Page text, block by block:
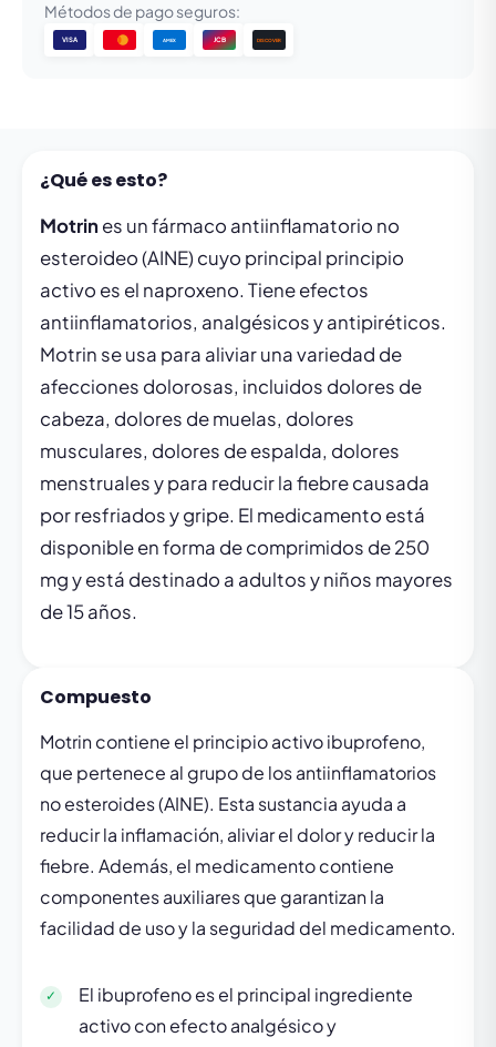
Métodos de pago seguros:
VISA AMEX JCB DISCOVER
¿Qué es esto?
Motrines un fármaco antiinflamatorio no
esteroideo (AINE) cuyo principal principio
activo es el naproxeno. Tiene efectos
antiinflamatorios, analgésicos y antipiréticos.
Motrin se usa para aliviar una variedad de
afecciones dolorosas, incluidos dolores de
cabeza, dolores de muelas, dolores
musculares, dolores de espalda, dolores
menstruales y para reducir la fiebre causada
por resfriados y gripe. El medicamento está
disponible en forma de comprimidos de 250
mg y está destinado a adultos y niños mayores
de 15 años.
Compuesto
Motrin contiene el principio activo ibuprofeno,
que pertenece al grupo de los antiinflamatorios
no esteroides (AINE). Esta sustancia ayuda a
reducir la inflamación, aliviar el dolor y reducir la
fiebre. Además, el medicamento contiene
componentes auxiliares que garantizan la
facilidad de uso y la seguridad del medicamento.
El ibuprofeno es el principal ingrediente
activo con efecto analgésico y